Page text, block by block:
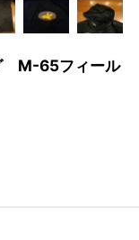
M-65フィール